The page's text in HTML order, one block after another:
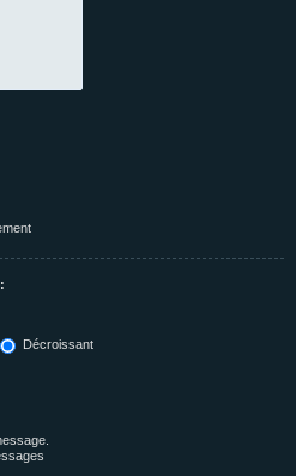
Décroissant